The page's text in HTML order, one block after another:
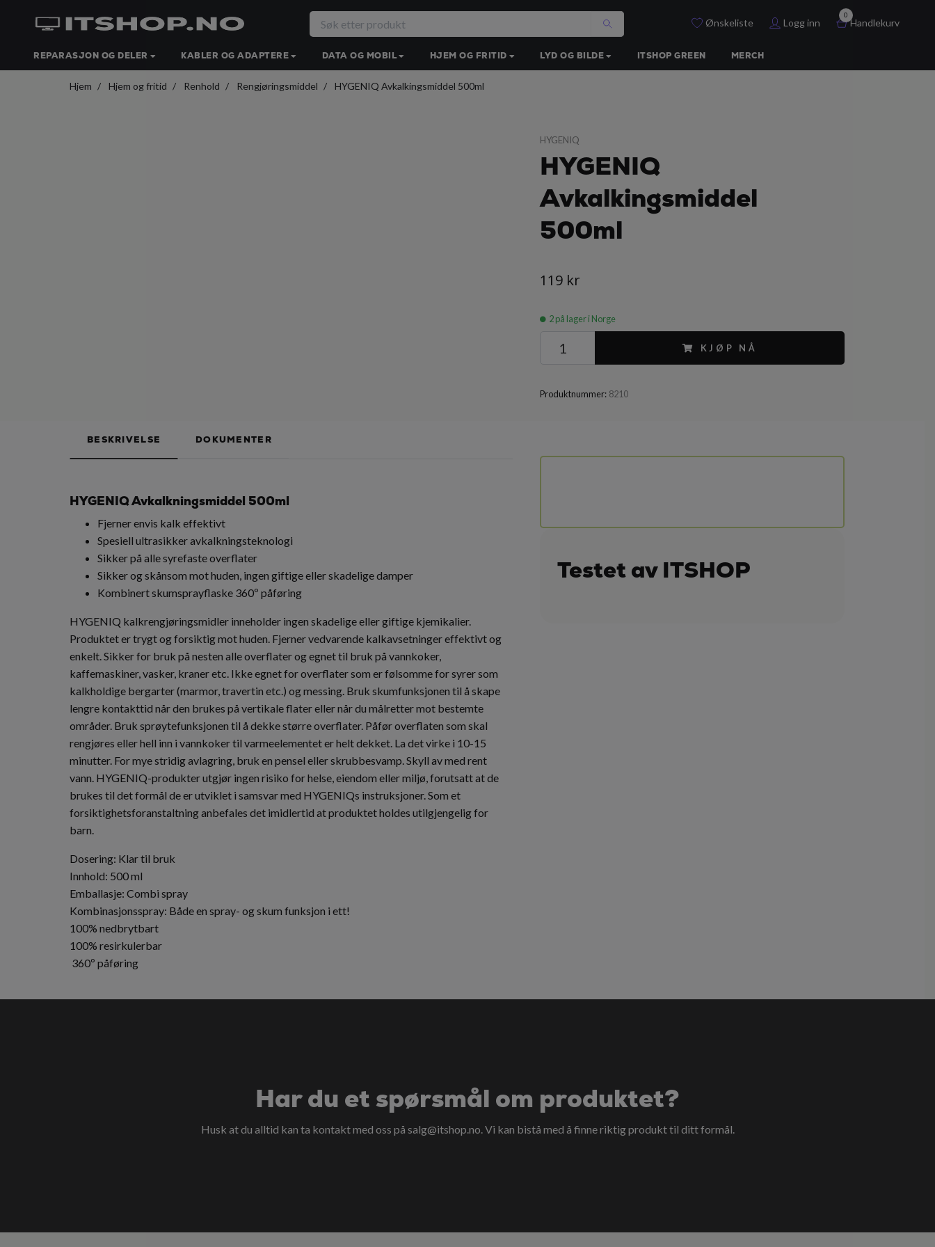
Ønskeliste Logg inn
0
Handlekurv
REPARASJON OG DELER KABLER OG ADAPTERE DATA OG MOBIL HJEM OG FRITID LYD OG BILDE ITSHOP GREEN MERCH
Hjem Hjem og fritid Renhold Rengjøringsmiddel HYGENIQ Avkalkingsmiddel 500ml
HYGENIQ
HYGENIQ
Avkalkingsmiddel
500ml
119 kr
2på lager i Norge
KJØP NÅ
Produktnummer: 8210
BESKRIVELSE DOKUMENTER
HYGENIQ Avkalkningsmiddel 500ml
Fjerner envis kalk effektivt
Spesiell ultrasikker avkalkningsteknologi
Sikker på alle syrefaste overflater
Sikker og skånsom mot huden, ingen giftige eller skadelige damper
Kombinert skumsprayflaske 360º påføring
HYGENIQ kalkrengjøringsmidler inneholder ingen skadelige eller giftige kjemikalier.
Produktet er trygt og forsiktig mot huden. Fjerner vedvarende kalkavsetninger effektivt og
enkelt. Sikker for bruk på nesten alle overflater og egnet til bruk på vannkoker,
kaffemaskiner, vasker, kraner etc. Ikke egnet for overflater som er følsomme for syrer som
kalkholdige bergarter (marmor, travertin etc.) og messing. Bruk skumfunksjonen til å skape
lengre kontakttid når den brukes på vertikale flater eller når du målretter mot bestemte
områder. Bruk sprøytefunksjonen til å dekke større overflater. Påfør overflaten som skal
rengjøres eller hell inn i vannkoker til varmeelementet er helt dekket. La det virke i 10-15
minutter. For mye stridig avlagring, bruk en pensel eller skrubbesvamp. Skyll av med rent
vann. HYGENIQ-produkter utgjør ingen risiko for helse, eiendom eller miljø, forutsatt at de
brukes til det formål de er utviklet i samsvar med HYGENIQs instruksjoner. Som et
forsiktighetsforanstaltning anbefales det imidlertid at produktet holdes utilgjengelig for
barn.
Dosering: Klar til bruk
Innhold: 500 ml
Emballasje: Combi spray
Kombinasjonsspray: Både en spray- og skum funksjon i ett!
100% nedbrytbart
100% resirkulerbar
360º påføring
Testet av ITSHOP
Har du et spørsmål om produktet?
Husk at du alltid kan ta kontakt med oss på salg@itshop.no. Vi kan bistå med å finne riktig produkt til ditt formål.